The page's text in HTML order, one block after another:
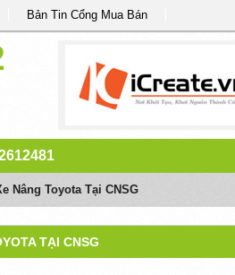
Bản Tin Cổng Mua Bán
Nâng Toyota Tại CNSG
TẠI CNSG